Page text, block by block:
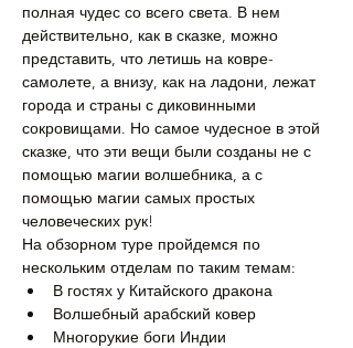
полная чудес со всего света. В нем
действительно, как в сказке, можно
представить, что летишь на ковре-
самолете, а внизу, как на ладони, лежат
города и страны с диковинными
сокровищами. Но самое чудесное в этой
сказке, что эти вещи были созданы не с
помощью магии волшебника, а с
помощью магии самых простых
человеческих рук!
На обзорном туре пройдемся по
нескольким отделам по таким темам:
В гостях у Китайского дракона
Волшебный арабский ковер
Многорукие боги Индии